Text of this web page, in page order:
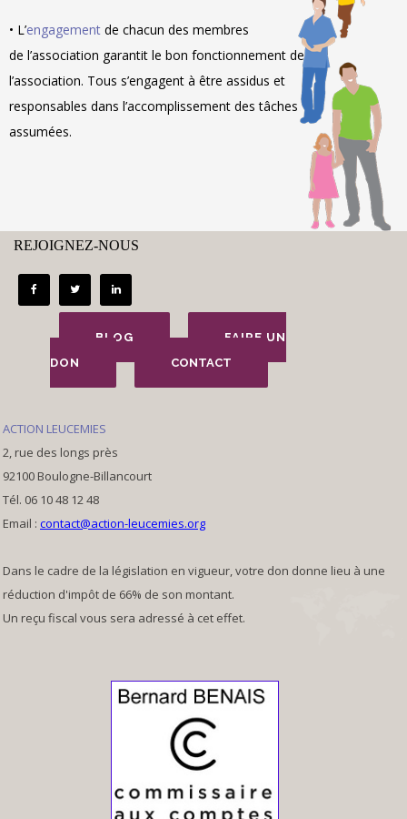
• L’engagement de chacun des membres
de l’association garantit le bon fonctionnement de
l’association. Tous s’engagent à être assidus et
responsables dans l’accomplissement des tâches
assumées.
REJOIGNEZ-NOUS
BLOG
FAIRE UN
DON
CONTACT
ACTION LEUCEMIES
2, rue des longs près
92100 Boulogne-Billancourt
Tél. 06 10 48 12 48
Email : contact@action-leucemies.org
Dans le cadre de la législation en vigueur, votre don donne lieu à une
réduction d'impôt de 66% de son montant.
Un reçu fiscal vous sera adressé à cet effet.